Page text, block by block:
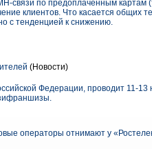
связи по предоплаченным
клиентов. Что касается общих
с тенденцией к снижению.
(Новости)
Федерации, проводит 11-13
операторы отнимают у